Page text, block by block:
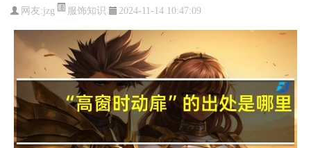
网友:jzg 服饰知识 2024-11-14 10:47:09